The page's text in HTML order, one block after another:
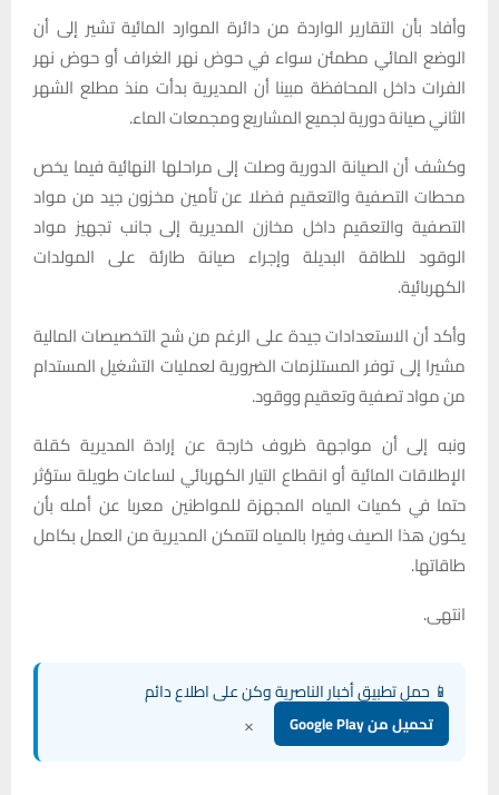
وأفاد بأن التقارير الواردة من دائرة الموارد المائية تشير إلى أن
الوضع المائي مطمئن سواء في حوض نهر الغراف أو حوض نهر
الفرات داخل المحافظة مبينا أن المديرية بدأت منذ مطلع الشهر
الثاني صيانة دورية لجميع المشاريع ومجمعات الماء.
وكشف أن الصيانة الدورية وصلت إلى مراحلها النهائية فيما يخص
محطات التصفية والتعقيم فضلا عن تأمين مخزون جيد من مواد
التصفية والتعقيم داخل مخازن المديرية إلى جانب تجهيز مواد
الوقود للطاقة البديلة وإجراء صيانة طارئة على المولدات
الكهربائية.
وأكد أن الاستعدادات جيدة على الرغم من شح التخصيصات المالية
مشيرا إلى توفر المستلزمات الضرورية لعمليات التشغيل المستدام
من مواد تصفية وتعقيم ووقود.
ونبه إلى أن مواجهة ظروف خارجة عن إرادة المديرية كقلة
الإطلاقات المائية أو انقطاع التيار الكهربائي لساعات طويلة ستؤثر
حتما في كميات المياه المجهزة للمواطنين معربا عن أمله بأن
يكون هذا الصيف وفيرا بالمياه لتتمكن المديرية من العمل بكامل
طاقاتها.
انتهى.
📱 حمل تطبيق أخبار الناصرية وكن على اطلاع دائم
تحميل من Google Play ×